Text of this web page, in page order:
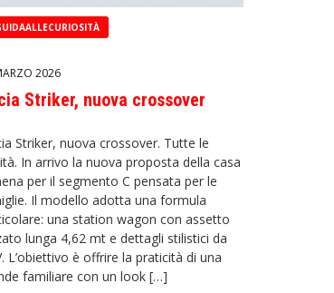
2026
Striker, nuova crossover
Striker, nuova crossover. Tutte le
In arrivo la nuova proposta della casa
per il segmento C pensata per le
Il modello adotta una formula
una station wagon con assetto
lunga 4,62 mt e dettagli stilistici da
L’obiettivo è offrire la praticità di una
familiare con un look […]